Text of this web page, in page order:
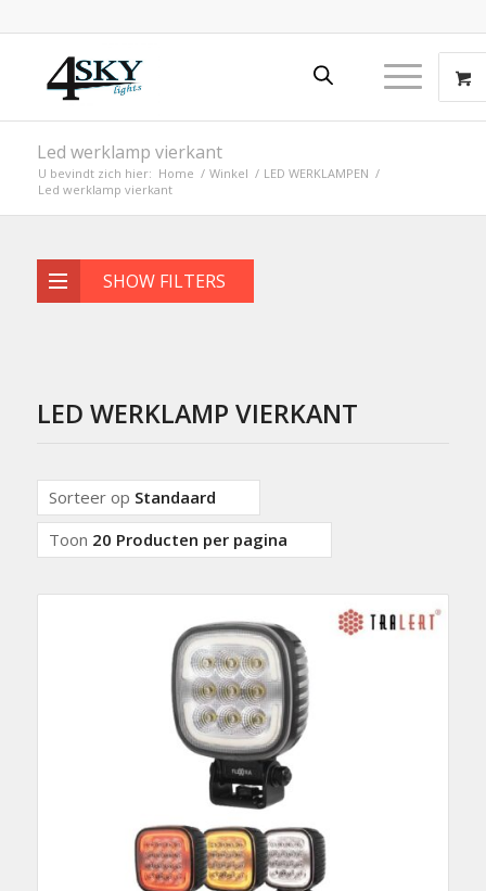
Led werklamp vierkant
U bevindt zich hier: Home / Winkel / LED WERKLAMPEN /
Led werklamp vierkant
SHOW FILTERS
LED WERKLAMP VIERKANT
Sorteer op Standaard
Toon 20 Producten per pagina